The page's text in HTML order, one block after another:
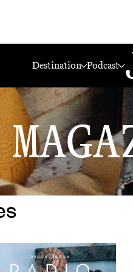
Destination Podcast